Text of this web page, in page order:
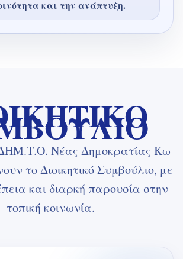
και την ανάπτυξη.
Νέας Δημοκρατίας Κω
το Διοικητικό Συμβούλιο, με
και διαρκή παρουσία στην
τοπική κοινωνία.